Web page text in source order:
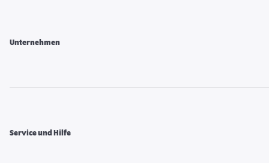
Unternehmen
Service und Hilfe